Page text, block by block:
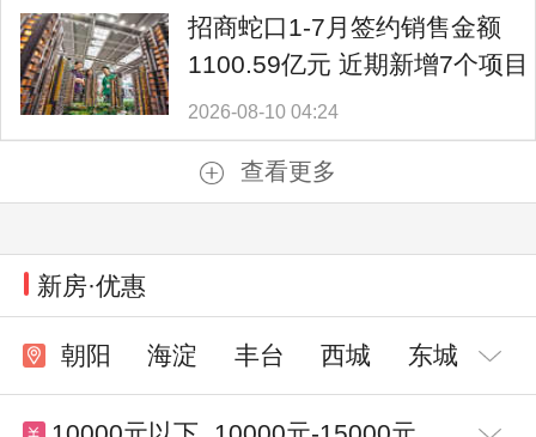
招商蛇口1-7月签约销售金额
1100.59亿元 近期新增7个项目
2026-08-10 04:24
查看更多
新房·优惠
朝阳 海淀 丰台 西城 东城